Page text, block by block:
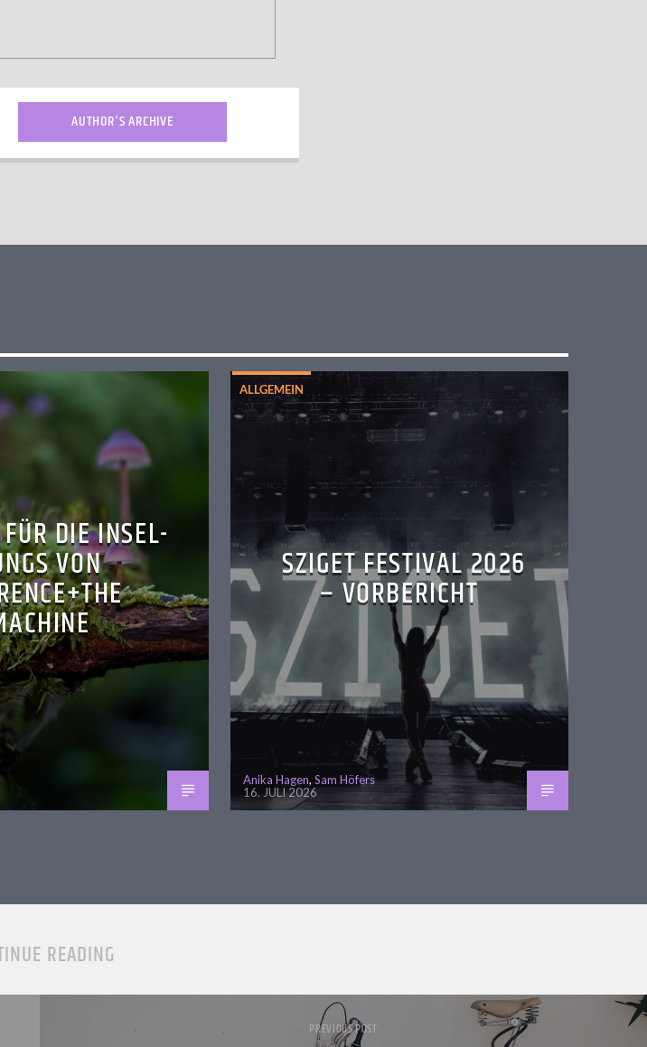
AUTHOR'S ARCHIVE
DIE INSEL-
VON
ALLGEMEIN
SZIGET FESTIVAL 2026
– VORBERICHT
Anika Hagen, Sam Höfers
16. JULI 2026
READING
PREVIOUS POST